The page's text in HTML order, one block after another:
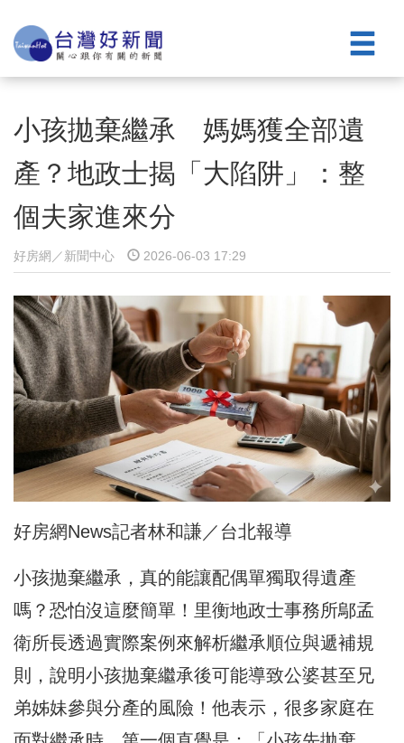
小孩拋棄繼承 媽媽獲全部遺
產？地政士揭「大陷阱」：整
個夫家進來分
好房網／新聞中心 2026-06-03 17:29
好房網News記者林和謙／台北報導
小孩拋棄繼承，真的能讓配偶單獨取得遺產
嗎？恐怕沒這麼簡單！里衡地政士事務所鄔孟
衛所長透過實際案例來解析繼承順位與遞補規
則，說明小孩拋棄繼承後可能導致公婆甚至兄
弟姊妹參與分產的風險！他表示，很多家庭在